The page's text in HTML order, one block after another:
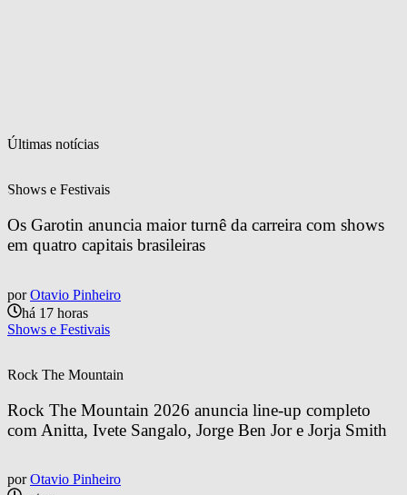
Últimas notícias
Shows e Festivais
Os Garotin anuncia maior turnê da carreira com shows
em quatro capitais brasileiras
por Otavio Pinheiro
há 17 horas
Shows e Festivais
Rock The Mountain
Rock The Mountain 2026 anuncia line-up completo
com Anitta, Ivete Sangalo, Jorge Ben Jor e Jorja Smith
por Otavio Pinheiro